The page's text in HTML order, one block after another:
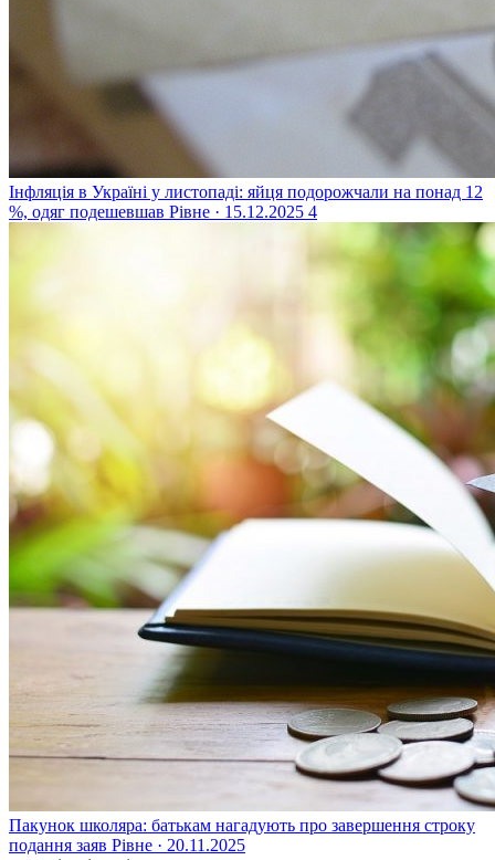
Інфляція в Україні у листопаді: яйця подорожчали на понад 12
%, одяг подешевшав Рівне · 15.12.2025 4
Пакунок школяра: батькам нагадують про завершення строку
подання заяв Рівне · 20.11.2025